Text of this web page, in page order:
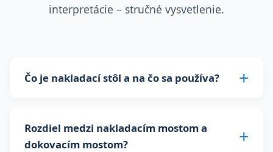
interpretácie – stručné vysvetlenie.
Čo je nakladací stôl a na čo sa používa?
Rozdiel medzi nakladacím mostom a
dokovacím mostom?